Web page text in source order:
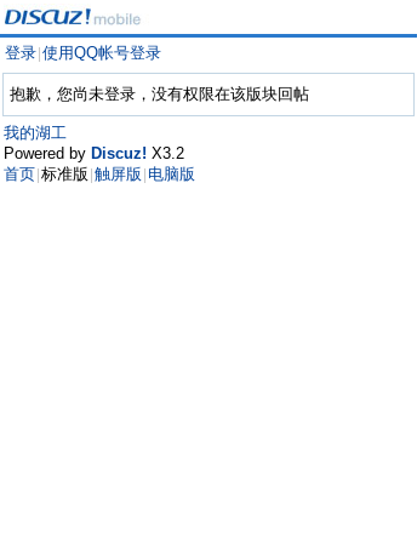
登录 使用QQ帐号登录
抱歉，您尚未登录，没有权限在该版块回帖
我的湖工
Powered by Discuz! X3.2
首页 标准版 触屏版 电脑版